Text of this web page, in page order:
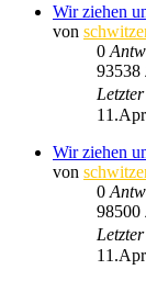
Wir ziehen
von
0
93538
Wir ziehen
von
0
98500